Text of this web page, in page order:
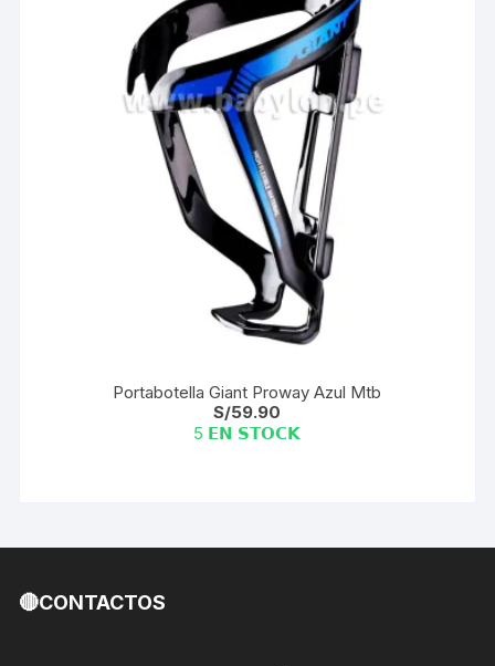
Portabotella Giant Proway Azul Mtb
S/59.90
5 𝗘𝗡 𝗦𝗧𝗢𝗖𝗞
🔴CONTACTOS